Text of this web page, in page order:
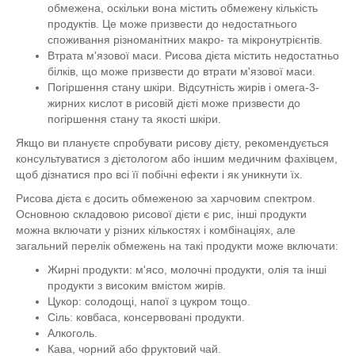
обмежена, оскільки вона містить обмежену кількість
продуктів. Це може призвести до недостатнього
споживання різноманітних макро- та мікронутрієнтів.
Втрата м'язової маси. Рисова дієта містить недостатньо
білків, що може призвести до втрати м'язової маси.
Погіршення стану шкіри. Відсутність жирів і омега-3-
жирних кислот в рисовій дієті може призвести до
погіршення стану та якості шкіри.
Якщо ви плануєте спробувати рисову дієту, рекомендується
консультуватися з дієтологом або іншим медичним фахівцем,
щоб дізнатися про всі її побічні ефекти і як уникнути їх.
Рисова дієта є досить обмеженою за харчовим спектром.
Основною складовою рисової дієти є рис, інші продукти
можна включати у різних кількостях і комбінаціях, але
загальний перелік обмежень на такі продукти може включати:
Жирні продукти: м'ясо, молочні продукти, олія та інші
продукти з високим вмістом жирів.
Цукор: солодощі, напої з цукром тощо.
Сіль: ковбаса, консервовані продукти.
Алкоголь.
Кава, чорний або фруктовий чай.